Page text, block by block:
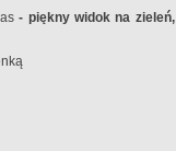
- piękny widok na zieleń,